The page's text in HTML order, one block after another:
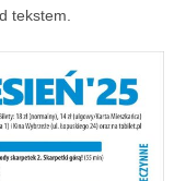
tekstem.